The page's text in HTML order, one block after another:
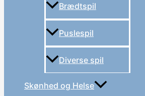
Brædtspil
Puslespil
Diverse spil
Skønhed og Helse